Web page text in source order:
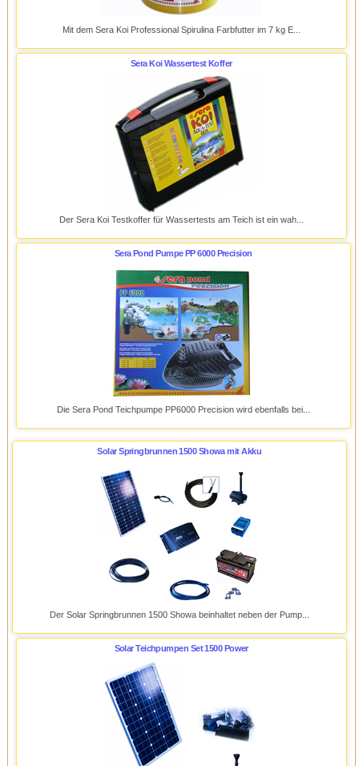
Mit dem Sera Koi Professional Spirulina Farbfutter im 7 kg E...
Sera Koi Wassertest Koffer
Der Sera Koi Testkoffer für Wassertests am Teich ist ein wah...
Sera Pond Pumpe PP 6000 Precision
Die Sera Pond Teichpumpe PP6000 Precision wird ebenfalls bei...
Solar Springbrunnen 1500 Showa mit Akku
Der Solar Springbrunnen 1500 Showa beinhaltet neben der Pump...
Solar Teichpumpen Set 1500 Power